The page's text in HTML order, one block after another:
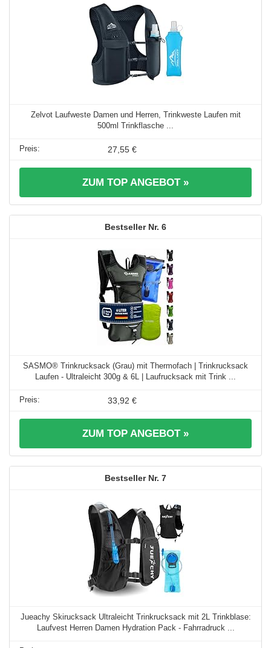
Zelvot Laufweste Damen und Herren, Trinkweste Laufen mit
500ml Trinkflasche ...
27,55 €
ZUM TOP ANGEBOT »
6
SASMO® Trinkrucksack (Grau) mit Thermofach | Trinkrucksack
Laufen - Ultraleicht 300g & 6L | Laufrucksack mit Trink ...
33,92 €
ZUM TOP ANGEBOT »
7
Jueachy Skirucksack Ultraleicht Trinkrucksack mit 2L Trinkblase:
Laufvest Herren Damen Hydration Pack - Fahrradruck ...